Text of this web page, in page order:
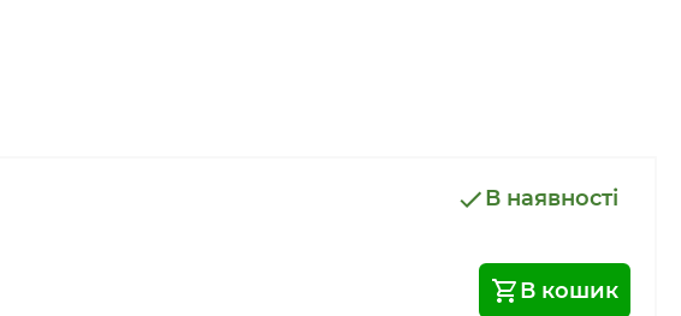
В наявності
В кошик